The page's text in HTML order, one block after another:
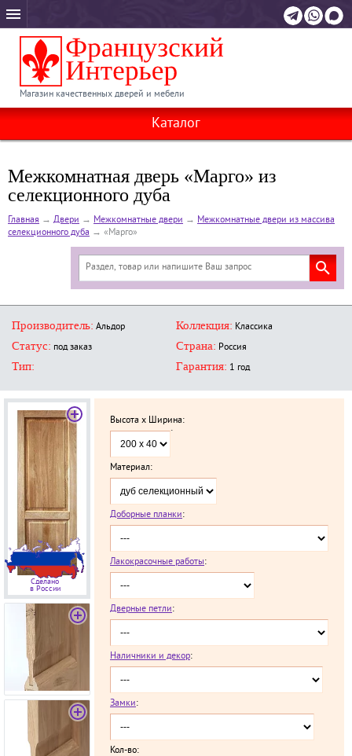
Магазин качественных дверей и мебели
Каталог
Межкомнатная дверь «Марго» из
селекционного дуба
Главная → Двери → Межкомнатные двери → Межкомнатные двери из массива
селекционного дуба → «Марго»
Производитель: Альдор Коллекция: Классика
Статус: под заказ Страна: Россия
Тип: Гарантия: 1 год
Сделано
в России
Высота x Ширина:
Материал:
Доборные планки:
Лакокрасочные работы:
Дверные петли:
Наличники и декор:
Замки:
Кол-во:
`